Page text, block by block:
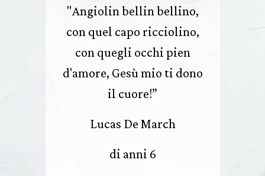
"Angiolin bellin bellino,
con quel capo ricciolino,
con quegli occhi pien
d'amore, Gesù mio ti dono
il cuore!”
Lucas De March
di anni 6